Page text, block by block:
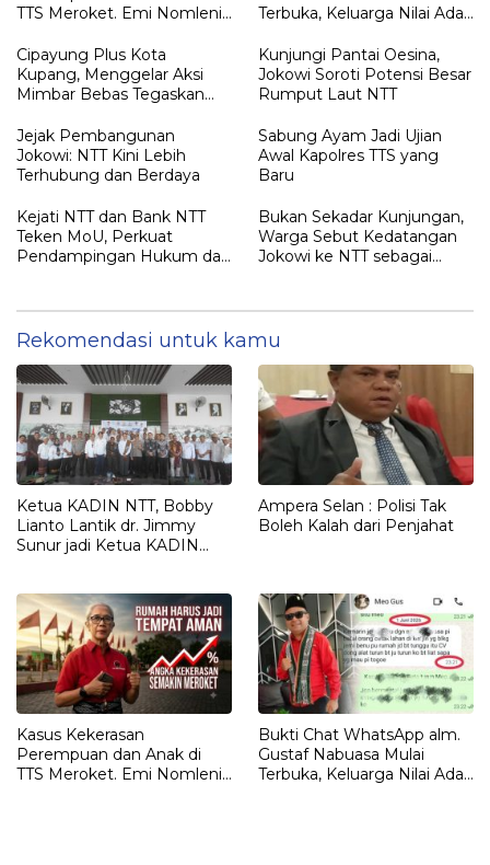
TTS Meroket. Emi Nomleni :
Paling Aman
Terbuka, Keluarga Nilai Ada
Belum Didalami Penyidik
Cipayung Plus Kota
Kupang, Menggelar Aksi
Mimbar Bebas Tegaskan
Gelar “RAJA TIMOR”
Kepada JOKO WIDODO
Kunjungi Pantai Oesina,
Jokowi Soroti Potensi Besar
Rumput Laut NTT
Jejak Pembangunan
Jokowi: NTT Kini Lebih
Terhubung dan Berdaya
Sabung Ayam Jadi Ujian
Awal Kapolres TTS yang
Baru
Kejati NTT dan Bank NTT
Teken MoU, Perkuat
Pendampingan Hukum dan
Bukan Sekadar Kunjungan,
Warga Sebut Kedatangan
Jokowi ke NTT sebagai
Rekomendasi untuk kamu
Ketua KADIN NTT, Bobby
Lianto Lantik dr. Jimmy
Sunur jadi Ketua KADIN
Ampera Selan : Polisi Tak
Boleh Kalah dari Penjahat
Kasus Kekerasan
Perempuan dan Anak di
TTS Meroket. Emi Nomleni :
Bukti Chat WhatsApp alm.
Gustaf Nabuasa Mulai
Terbuka, Keluarga Nilai Ada